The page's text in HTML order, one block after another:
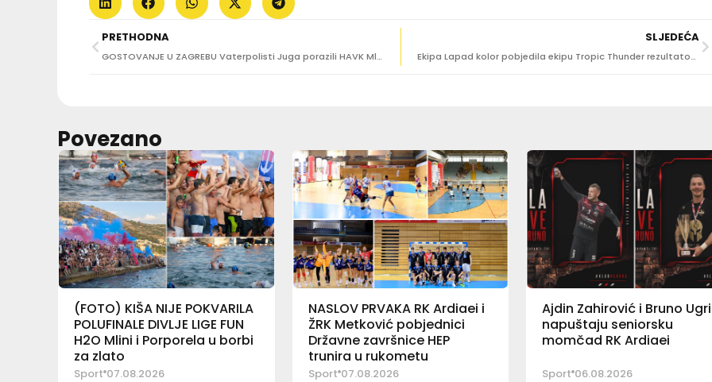
PRETHODNA
GOSTOVANJE U ZAGREBU Vaterpolisti Juga porazili HAVK Mladost rezultatom 15:12
SLJEDEĆA
Ekipa Lapad kolor pobjedila ekipu Tropic Thunder rezultatom 6:1!
Povezano
(FOTO) KIŠA NIJE POKVARILA
POLUFINALE DIVLJE LIGE FUN
H2O Mlini i Porporela u borbi
za zlato
Sport 07.08.2026
NASLOV PRVAKA RK Ardiaei i
ŽRK Metković pobjednici
Državne završnice HEP
trunira u rukometu
Sport 07.08.2026
Ajdin Zahirović i Bruno
napuštaju seniorsku
momčad RK Ardiaei
Sport 06.08.2026